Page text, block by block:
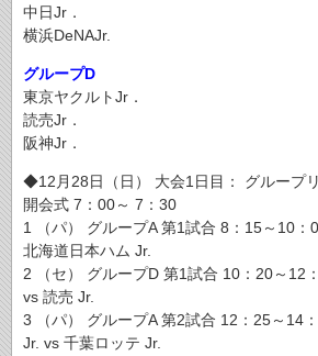
中日Jr．
横浜DeNAJr.
グループD
東京ヤクルトJr．
読売Jr．
阪神Jr．
◆12月28日（日） 大会1日目： グループ
開会式 7：00～ 7：30
1 （パ） グループA 第1試合 8：15～10：
北海道日本ハム Jr.
2 （セ） グループD 第1試合 10：20～12
vs 読売 Jr.
3 （パ） グループA 第2試合 12：25～14
Jr. vs 千葉ロッテ Jr.